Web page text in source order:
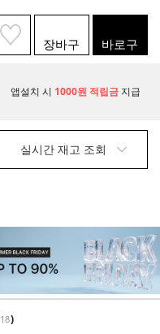
장바구
니
바로구
매
앱설치 시 1000원 적립금 지급
실시간 재고 조회
18)